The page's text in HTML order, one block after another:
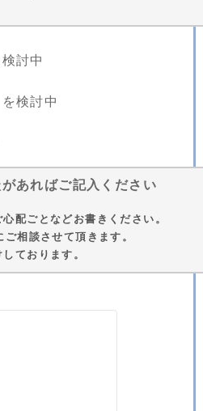
討中
検討中
あればご記入ください
配ごとなどお書きください。
相談させて頂きます。
ております。